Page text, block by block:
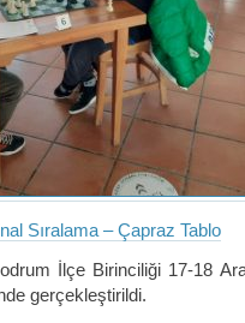
Sıralama – Çapraz Tablo
İlçe Birinciliği 17-18
gerçekleştirildi.